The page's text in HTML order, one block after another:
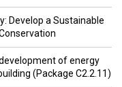
Develop a Sustainable
of energy
(Package C2.2.11)